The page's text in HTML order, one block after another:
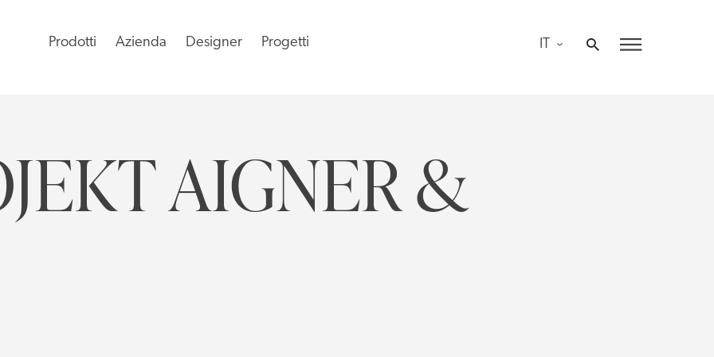
Prodotti Azienda Designer Progetti IT
AIGNER &